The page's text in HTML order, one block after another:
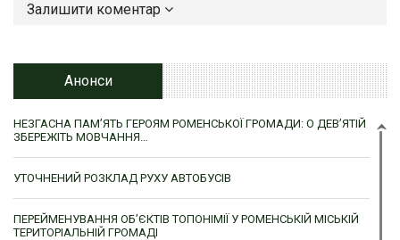
Залишити коментар
Анонси
НЕЗГАСНА ПАМ’ЯТЬ ГЕРОЯМ РОМЕНСЬКОЇ ГРОМАДИ: О ДЕВ’ЯТІЙ
ЗБЕРЕЖІТЬ МОВЧАННЯ…
УТОЧНЕНИЙ РОЗКЛАД РУХУ АВТОБУСІВ
ПЕРЕЙМЕНУВАННЯ ОБ’ЄКТІВ ТОПОНІМІЇ У РОМЕНСЬКІЙ МІСЬКІЙ
ТЕРИТОРІАЛЬНІЙ ГРОМАДІ